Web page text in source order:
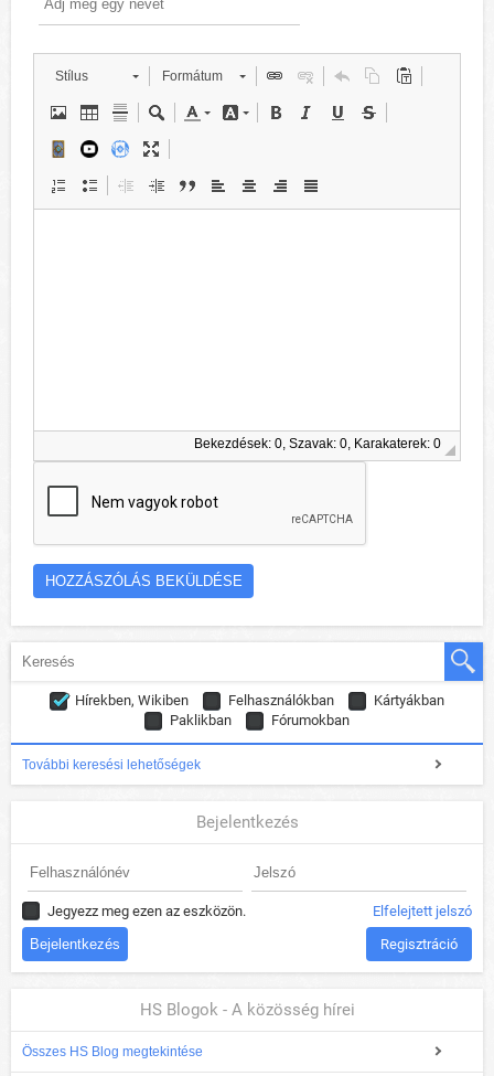
Stílus Formátum
Bekezdések: 0, Szavak: 0, Karakaterek: 0
Hírekben, Wikiben Felhasználókban
Kártyákban
Paklikban
Fórumokban
További keresési lehetőségek
Bejelentkezés
Jegyezz meg ezen az eszközön. Elfelejtett jelszó
Regisztráció
HS Blogok - A közösség hírei
Összes HS Blog megtekintése